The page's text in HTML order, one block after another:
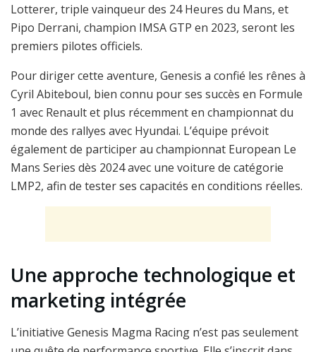
Lotterer, triple vainqueur des 24 Heures du Mans, et
Pipo Derrani, champion IMSA GTP en 2023, seront les
premiers pilotes officiels.
Pour diriger cette aventure, Genesis a confié les rênes à
Cyril Abiteboul, bien connu pour ses succès en Formule
1 avec Renault et plus récemment en championnat du
monde des rallyes avec Hyundai. L’équipe prévoit
également de participer au championnat European Le
Mans Series dès 2024 avec une voiture de catégorie
LMP2, afin de tester ses capacités en conditions réelles.
Une approche technologique et
marketing intégrée
L’initiative Genesis Magma Racing n’est pas seulement